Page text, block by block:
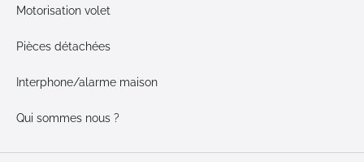
Motorisation volet
Pièces détachées
Interphone/alarme maison
Qui sommes nous ?